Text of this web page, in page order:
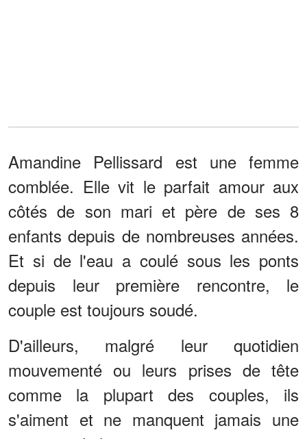
Amandine Pellissard est une femme
comblée. Elle vit le parfait amour aux
côtés de son mari et père de ses 8
enfants depuis de nombreuses années.
Et si de l'eau a coulé sous les ponts
depuis leur première rencontre, le
couple est toujours soudé.
D'ailleurs, malgré leur quotidien
mouvementé ou leurs prises de tête
comme la plupart des couples, ils
s'aiment et ne manquent jamais une